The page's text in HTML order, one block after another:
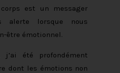
est un messager
alerte lorsque nous
être émotionnel.
été profondément
dont les émotions non